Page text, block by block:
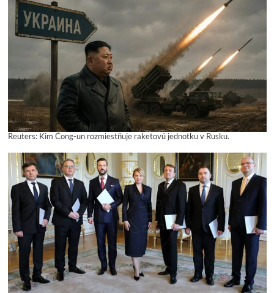
Reuters: Kim Čong-un rozmiestňuje raketovú jednotku v Rusku.